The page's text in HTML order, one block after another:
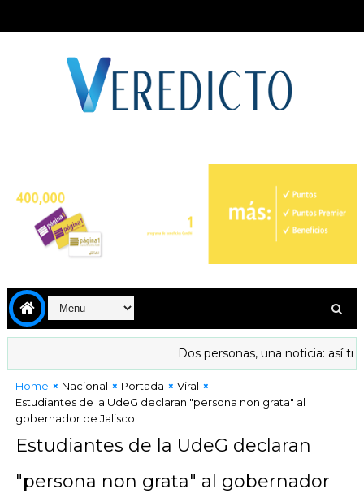
Dos personas, una noticia: así
Home Nacional Portada
Viral
Estudiantes de la UdeG declaran "persona non grata" al
gobernador de Jalisco
Estudiantes de la UdeG declaran
"persona non grata" al gobernador